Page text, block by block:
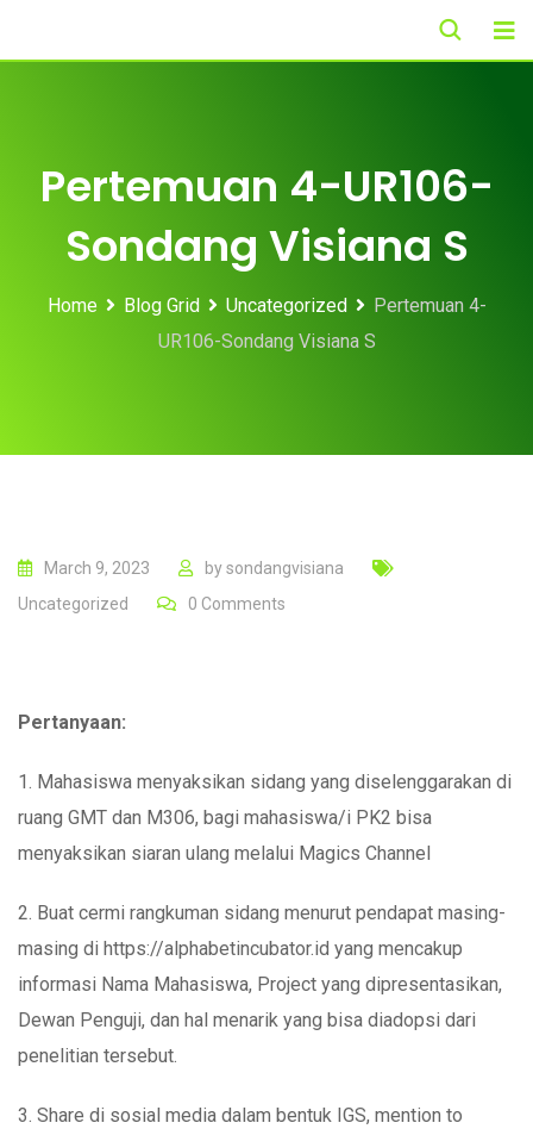
Pertemuan 4-UR106-
Sondang Visiana S
Home Blog Grid Uncategorized
Pertemuan 4-
UR106-Sondang Visiana S
March 9, 2023 bysondangvisiana
Uncategorized
0 Comments
Pertanyaan:
1. Mahasiswa menyaksikan sidang yang diselenggarakan di
ruang GMT dan M306, bagi mahasiswa/i PK2 bisa
menyaksikan siaran ulang melalui Magics Channel
2. Buat cermi rangkuman sidang menurut pendapat masing-
masing di https://alphabetincubator.id yang mencakup
informasi Nama Mahasiswa, Project yang dipresentasikan,
Dewan Penguji, dan hal menarik yang bisa diadopsi dari
penelitian tersebut.
3. Share di sosial media dalam bentuk IGS, mention to